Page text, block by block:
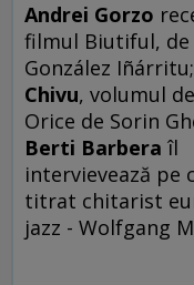
Andrei Gorzo
filmul Biutiful, de
González Iñárritu;
Chivu, volumul
Orice de Sorin
Berti Barbera îl
intervievează pe
titrat chitarist
jazz - Wolfgang